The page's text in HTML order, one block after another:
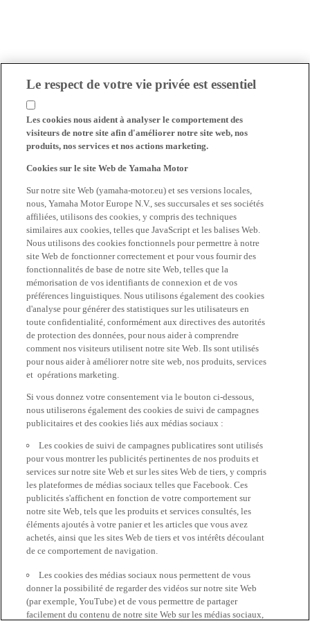
Le respect de votre vie privée est essentiel
Les cookies nous aident à analyser le comportement des
visiteurs de notre site afin d'améliorer notre site web, nos
produits, nos services et nos actions marketing.
Cookies sur le site Web de Yamaha Motor
Sur notre site Web (yamaha-motor.eu) et ses versions locales,
nous, Yamaha Motor Europe N.V., ses succursales et ses sociétés
affiliées, utilisons des cookies, y compris des techniques
similaires aux cookies, telles que JavaScript et les balises Web.
Nous utilisons des cookies fonctionnels pour permettre à notre
site Web de fonctionner correctement et pour vous fournir des
fonctionnalités de base de notre site Web, telles que la
mémorisation de vos identifiants de connexion et de vos
préférences linguistiques. Nous utilisons également des cookies
d'analyse pour générer des statistiques sur les utilisateurs en
toute confidentialité, conformément aux directives des autorités
de protection des données, pour nous aider à comprendre
comment nos visiteurs utilisent notre site Web. Ils sont utilisés
pour nous aider à améliorer notre site web, nos produits, services
et opérations marketing.
Si vous donnez votre consentement via le bouton ci-dessous,
nous utiliserons également des cookies de suivi de campagnes
publicitaires et des cookies liés aux médias sociaux :
Les cookies de suivi de campagnes publicatires sont utilisés
pour vous montrer les publicités pertinentes de nos produits et
services sur notre site Web et sur les sites Web de tiers, y compris
les plateformes de médias sociaux telles que Facebook. Ces
publicités s'affichent en fonction de votre comportement sur
notre site Web, tels que les produits et services consultés, les
éléments ajoutés à votre panier et les articles que vous avez
achetés, ainsi que les sites Web de tiers et vos intérêts découlant
de ce comportement de navigation.
Les cookies des médias sociaux nous permettent de vous
donner la possibilité de regarder des vidéos sur notre site Web
(par exemple, YouTube) et de vous permettre de partager
facilement du contenu de notre site Web sur les médias sociaux,